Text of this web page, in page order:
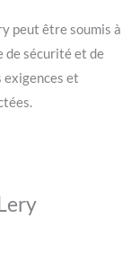
peut être soumis à
de sécurité et de
exigences et